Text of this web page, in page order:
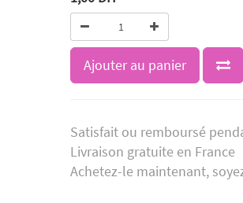
Ajouter au panier
Satisfait ou remboursé
Livraison gratuite en France
Achetez-le maintenant,